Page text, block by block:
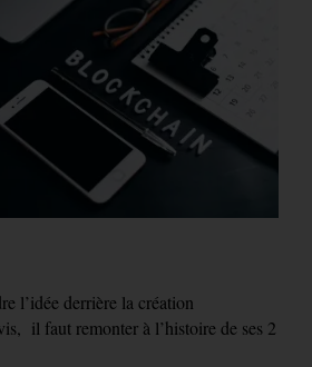
l’idée derrière la création
il faut remonter à l’histoire de ses 2